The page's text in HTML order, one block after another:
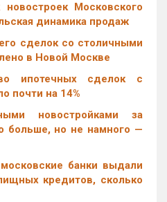
Московского
динамика продаж
сделок со столичными
в Новой Москве
ипотечных сделок с
почти на 14%
новостройками за
больше, но не намного —
банки выдали
кредитов, сколько